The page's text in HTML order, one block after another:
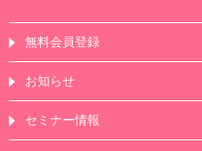
無料会員登録
お知らせ
セミナー情報